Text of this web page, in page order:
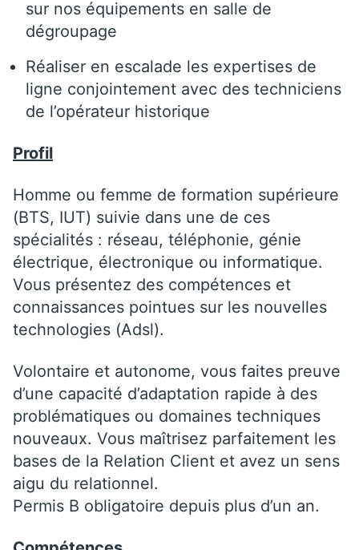
sur nos équipements en salle de
dégroupage
Réaliser en escalade les expertises de
ligne conjointement avec des techniciens
de l’opérateur historique
Profil
Homme ou femme de formation supérieure
(BTS, IUT) suivie dans une de ces
spécialités : réseau, téléphonie, génie
électrique, électronique ou informatique.
Vous présentez des compétences et
connaissances pointues sur les nouvelles
technologies (Adsl).
Volontaire et autonome, vous faites preuve
d’une capacité d’adaptation rapide à des
problématiques ou domaines techniques
nouveaux. Vous maîtrisez parfaitement les
bases de la Relation Client et avez un sens
aigu du relationnel.
Permis B obligatoire depuis plus d’un an.